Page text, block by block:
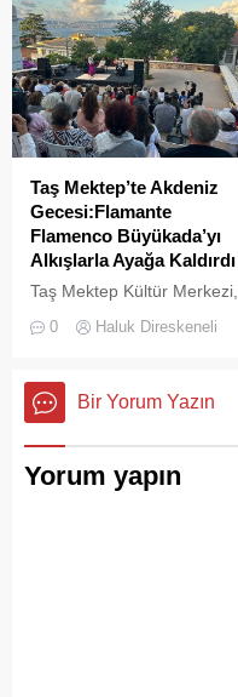
Taş Mektep’te Akdeniz
Gecesi:Flamante
Flamenco Büyükada’yı
Alkışlarla Ayağa Kaldırdı
Taş Mektep Kültür Merkezi,
31 Temmuz 2026 Cuma
akşamı bu kez İspanya’nın
Büyükada’ya taşıdı.
0 Haluk Direskeneli
Bir Yorum Yazın
Yorum yapın